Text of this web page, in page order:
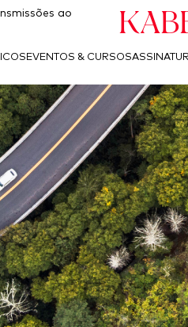
ao
EVENTOS & CURSOS